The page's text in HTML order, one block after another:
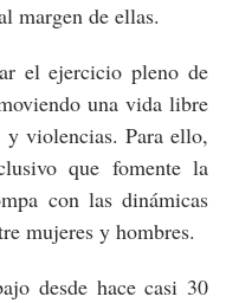
margen de ellas.
el ejercicio pleno de
una vida libre
y violencias. Para ello,
que fomente la
con las dinámicas
mujeres y hombres.
desde hace casi 30